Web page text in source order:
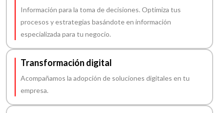
Información para la toma de decisiones. Optimiza tus
procesos y estrategias basándote en información
especializada para tu negocio.
Transformación digital
Acompañamos la adopción de soluciones digitales en tu
empresa.